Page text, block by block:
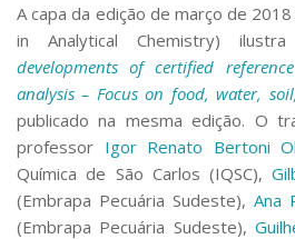
Educação a distância
Cursos de Extensão
Pesquisa e Inovação
Linhas de Pesquisa
Centros, Núcleos e Projetos em
Pós-doutorado
Iniciação Científica
Transferência de Tecnologia
Empresas Juniores
A capa da edição de março de
in Analytical Chemistry)
developments of certified
analysis – Focus on food, water,
publicado na mesma edição. O
professor Igor Renato Bertoni
Química de São Carlos (IQSC),
(Embrapa Pecuária Sudeste), Ana
(Embrapa Pecuária Sudeste),